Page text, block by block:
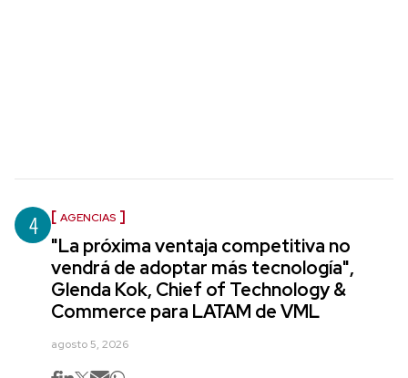
4 AGENCIAS
"La próxima ventaja competitiva no
vendrá de adoptar más tecnología",
Glenda Kok, Chief of Technology &
Commerce para LATAM de VML
agosto 5, 2026